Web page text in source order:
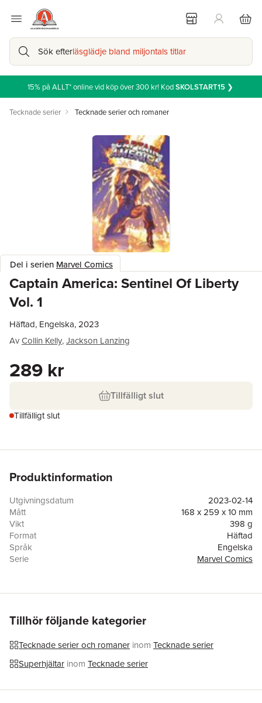
Sök efterläsglädje bland miljontals titlar
15% på ALLT* online vid köp över 300 kr! KodSKOLSTART15❯
Tecknade serier Tecknade serier och romaner
Del i serien Marvel Comics
Captain America: Sentinel Of Liberty
Vol. 1
Häftad, Engelska, 2023
AvCollin Kelly,Jackson Lanzing
289 kr
Tillfälligt slut
Tillfälligt slut
Produktinformation
Utgivningsdatum
2023-02-14
Mått
168 x 259 x 10 mm
Vikt
398 g
Format
Häftad
Språk
Engelska
Serie
Marvel Comics
Illustratör
Tochi Onyebuchi
Tillhör följande kategorier
Tecknade serier och romaner inom Tecknade serier
Superhjältar inom Tecknade serier